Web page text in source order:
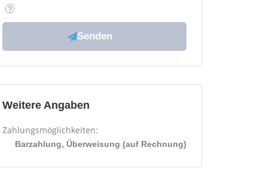
Weitere Angaben
Zahlungsmöglichkeiten:
Barzahlung, Überweisung (auf Rechnung)